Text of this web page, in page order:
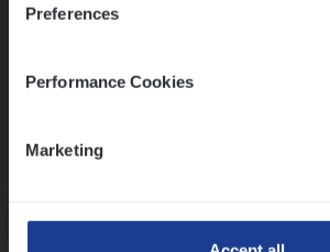
Preferences
Performance Cookies
Marketing